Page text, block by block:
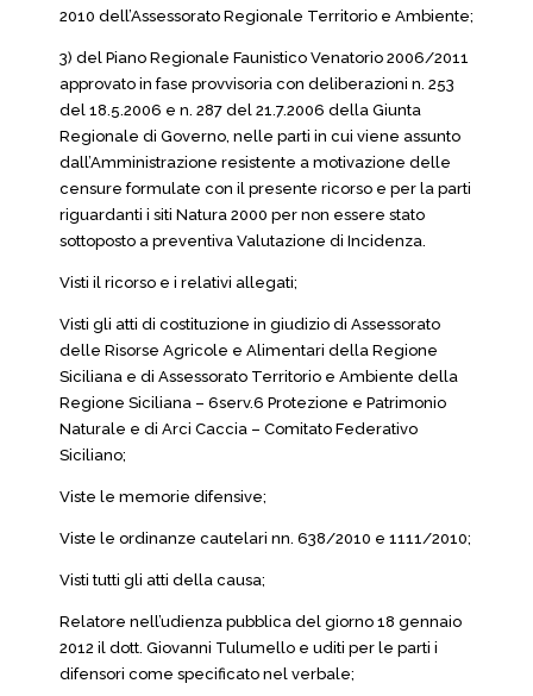
2010 dell’Assessorato Regionale Territorio e Ambiente;
3) del Piano Regionale Faunistico Venatorio 2006/2011
approvato in fase provvisoria con deliberazioni n. 253
del 18.5.2006 e n. 287 del 21.7.2006 della Giunta
Regionale di Governo, nelle parti in cui viene assunto
dall’Amministrazione resistente a motivazione delle
censure formulate con il presente ricorso e per la parti
riguardanti i siti Natura 2000 per non essere stato
sottoposto a preventiva Valutazione di Incidenza.
Visti il ricorso e i relativi allegati;
Visti gli atti di costituzione in giudizio di Assessorato
delle Risorse Agricole e Alimentari della Regione
Siciliana e di Assessorato Territorio e Ambiente della
Regione Siciliana – 6serv.6 Protezione e Patrimonio
Naturale e di Arci Caccia – Comitato Federativo
Siciliano;
Viste le memorie difensive;
Viste le ordinanze cautelari nn. 638/2010 e 1111/2010;
Visti tutti gli atti della causa;
Relatore nell’udienza pubblica del giorno 18 gennaio
2012 il dott. Giovanni Tulumello e uditi per le parti i
difensori come specificato nel verbale;